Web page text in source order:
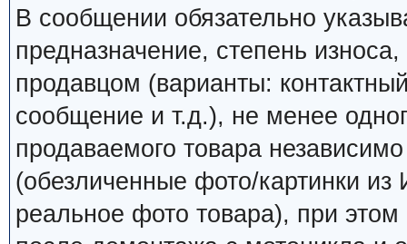
В сообщении обязательно
предназначение, степень
продавцом (варианты:
сообщение и т.д.), не менее
продаваемого товара
(обезличенные фото/картинки из
реальное фото товара), при